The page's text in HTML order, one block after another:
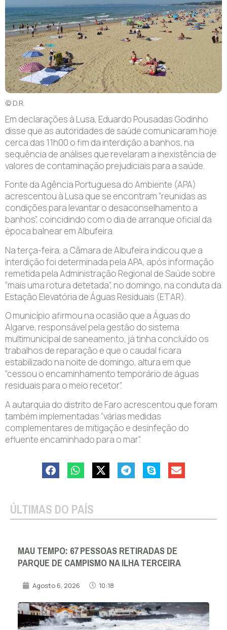
© D.R.
Em declarações à Lusa, Eduardo Pousadas Godinho
disse que as autoridades de saúde comunicaram hoje
cerca das 11h00 o fim da interdição a banhos, na
sequência de análises que revelaram a inexistência de
valores de contaminação prejudiciais para a saúde.
Fonte da Agência Portuguesa do Ambiente (APA)
acrescentou à Lusa que se encontram “reunidas as
condições para levantar o desaconselhamento a
banhos”, coincidindo com o dia de arranque oficial da
época balnear em Albufeira.
Na terça-feira, a Câmara de Albufeira indicou que a
interdição foi determinada pela APA, após informação
remetida pela Administração Regional de Saúde sobre
“mais uma rotura detetada”, no domingo, na conduta da
Estação Elevatória de Águas Residuais (ETAR).
O município afirmou na ocasião que a Águas do
Algarve, responsável pela gestão do sistema
multimunicipal de saneamento, já tinha concluído os
trabalhos de reparação e que o caudal ficara
estabilizado na noite de domingo, altura em que
“cessou o encaminhamento temporário de águas
residuais para o meio recetor”.
A autarquia do distrito de Faro acrescentou que foram
também implementadas “várias medidas
complementares de mitigação e desinfeção do
efluente encaminhado para o mar”.
ÚLTIMAS DO PAÍS
MAU TEMPO: 67 PESSOAS RETIRADAS DE
PARQUE DE CAMPISMO NA ILHA TERCEIRA
Agosto 6, 2026 10:18